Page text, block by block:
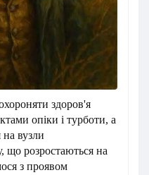
здоров'я
опіки і турботи, а
вузли
що розростаються на
з проявом